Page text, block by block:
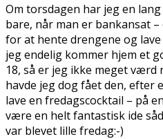
Om torsdagen har jeg en
bare, når man er bankansat
for at hente drengene og
jeg endelig kommer hjem et
18, så er jeg ikke meget
havde jeg dog fået den, efter
lave en fredagscocktail – på
være en helt fantastisk ide
var blevet lille fredag:-)